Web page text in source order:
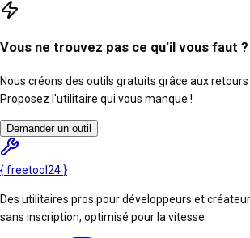
Vous ne trouvez pas ce qu'il vous faut ?
Nous créons des outils gratuits grâce aux
Proposez l'utilitaire qui vous manque !
Demander un outil
{freetool 24 }
Des utilitaires pros pour développeurs et
sans inscription, optimisé pour la vitesse.